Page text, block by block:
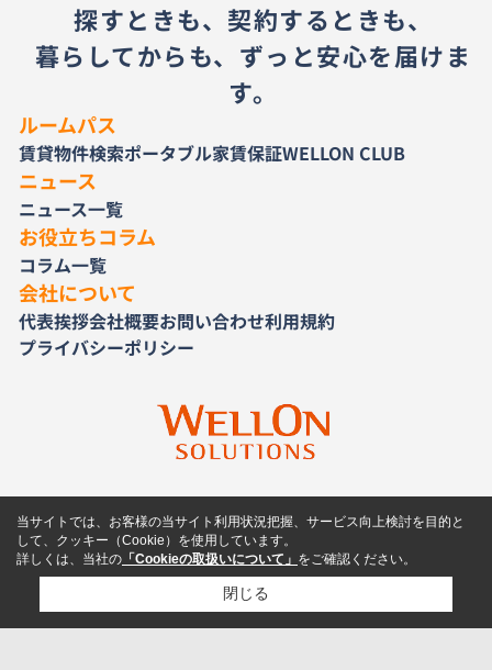
探すときも、契約するときも、
暮らしてからも、ずっと安心を届けま
す。
ルームパス
賃貸物件検索ポータブル家賃保証WELLON CLUB
ニュース
ニュース一覧
お役立ちコラム
コラム一覧
会社について
代表挨拶会社概要お問い合わせ利用規約
プライバシーポリシー
当サイトでは、お客様の当サイト利用状況把握、サービス向上検討を目的と
して、クッキー（Cookie）を使用しています。
詳しくは、当社の 「Cookieの取扱いについて」 をご確認ください。
閉じる